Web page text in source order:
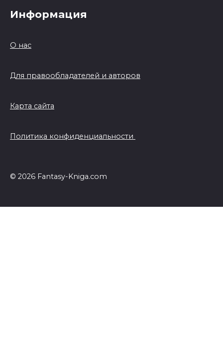
Информация
О нас
Для правообладателей и авторов
Карта сайта
Политика конфиденциальности
© 2026 Fantasy-Kniga.com